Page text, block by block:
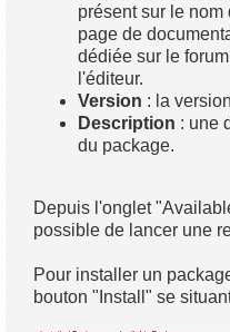
présent sur le
page de
dédiée sur le
l'éditeur.
Version : la
Description : une
du package.
Depuis l'onglet
possible de lancer une
Pour installer un
bouton "Install" se